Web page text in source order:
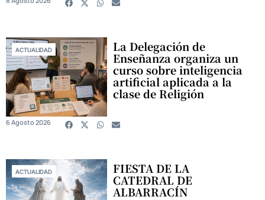
ACTUALIDAD La Delegación de
Enseñanza organiza un
curso sobre inteligencia
artificial aplicada a la
clase de Religión
6 Agosto 2026
ACTUALIDAD FIESTA DE LA
CATEDRAL DE
ALBARRACÍN